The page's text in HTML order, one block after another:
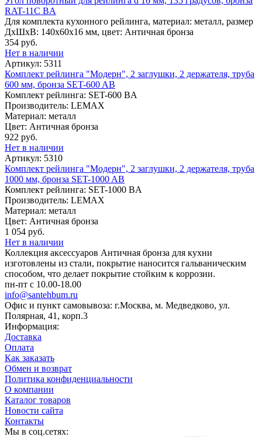
RAT-11C BA
Для комплекта кухонного рейлинга, материал: металл, размер
ДхШхВ: 140х60х16 мм, цвет: Античная бронза
354 руб.
Нет в наличии
Артикул: 5311
Комплект рейлинга "Модерн", 2 заглушки, 2 держателя, труба
600 мм, бронза SET-600 AB
Комплект рейлинга: SET-600 BA
Производитель: LEMAX
Материал: металл
Цвет: Античная бронза
922 руб.
Нет в наличии
Артикул: 5310
Комплект рейлинга "Модерн", 2 заглушки, 2 держателя, труба
1000 мм, бронза SET-1000 AB
Комплект рейлинга: SET-1000 BA
Производитель: LEMAX
Материал: металл
Цвет: Античная бронза
1 054 руб.
Нет в наличии
Коллекция аксессуаров Античная бронза для кухни
изготовлены из стали, покрытие наносится гальваническим
способом, что делает покрытие стойким к коррозии.
пн-пт с 10.00-18.00
info@santehbum.ru
Офис и пункт самовывоза: г.Москва, м. Медведково, ул.
Полярная, 41, корп.3
Информация:
Доставка
Оплата
Как заказать
Обмен и возврат
Политика конфиденциальности
О компании
Каталог товаров
Новости сайта
Контакты
Мы в соц.сетях: